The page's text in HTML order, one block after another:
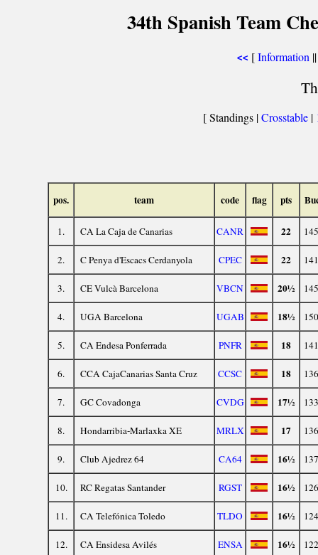
34th Spanish Team
<< [Information
[ Standings |Crosstable |
pos. team code flag pts
1. CA La Caja de Canarias CANR 22
2. C Penya d'Escacs Cerdanyola CPEC 22
3. CE Vulcà Barcelona VBCN 20½
4. UGA Barcelona UGAB 18½
5. CA Endesa Ponferrada PNFR 18
6. CCA CajaCanarias Santa Cruz CCSC 18
7. GC Covadonga CVDG 17½
8. Hondarribia-Marlaxka XE MRLX 17
9. Club Ajedrez 64 CA64 16½
10. RC Regatas Santander RGST 16½
11. CA Telefónica Toledo TLDO 16½
12. CA Ensidesa Avilés ENSA 16½